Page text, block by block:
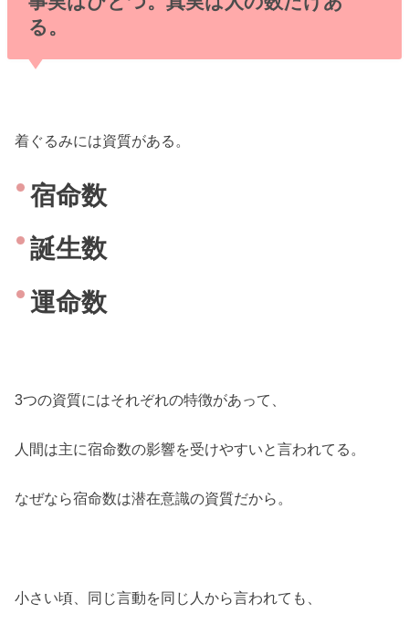
る。
着ぐるみには資質がある。
宿命数
誕生数
運命数
3つの資質にはそれぞれの特徴があって、
人間は主に宿命数の影響を受けやすいと言われてる。
なぜなら宿命数は潜在意識の資質だから。
小さい頃、同じ言動を同じ人から言われても、